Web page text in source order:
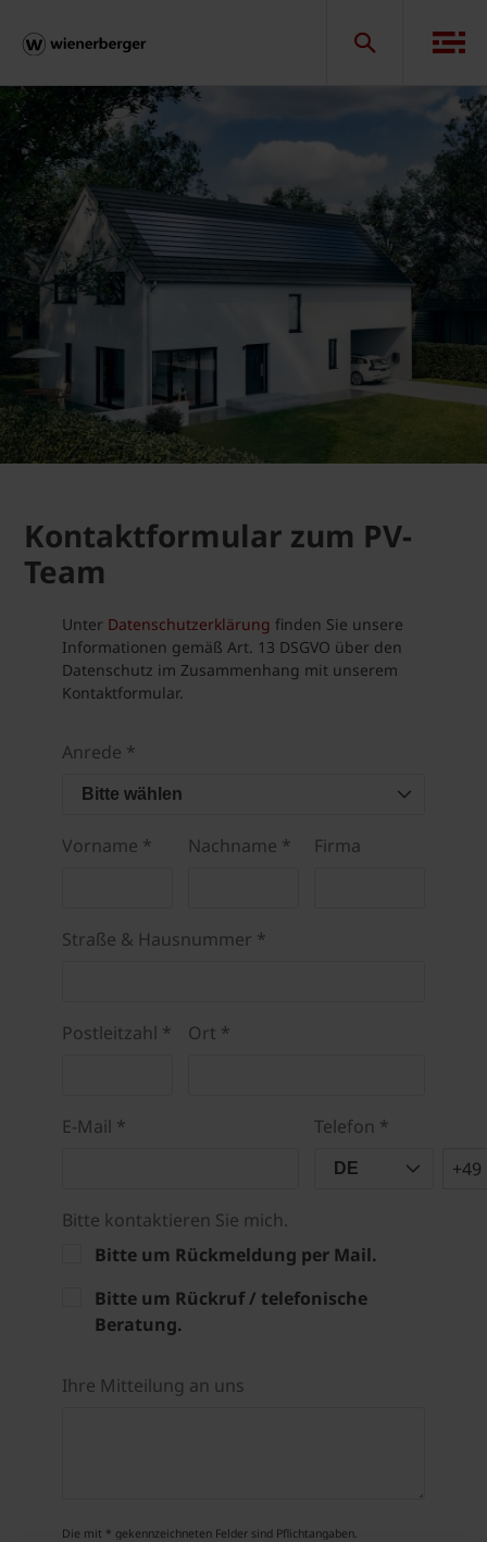
Kontaktformular zum PV-
Team
Unter Datenschutzerklärung finden Sie unsere
Informationen gemäß Art. 13 DSGVO über den
Datenschutz im Zusammenhang mit unserem
Kontaktformular.
Anrede *
Bitte wählen
Vorname * Nachname * Firma
Straße & Hausnummer *
Postleitzahl * Ort *
E-Mail * Telefon *
DE +49
Bitte kontaktieren Sie mich.
Bitte um Rückmeldung per Mail.
Bitte um Rückruf / telefonische
Beratung.
Ihre Mitteilung an uns
Die mit * gekennzeichneten Felder sind Pflichtangaben.